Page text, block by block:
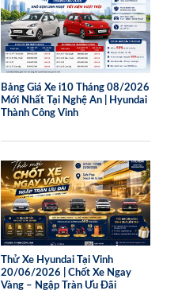
Bảng Giá Xe i10 Tháng 08/2026
Mới Nhất Tại Nghệ An | Hyundai
Thành Công Vinh
Thử Xe Hyundai Tại Vinh
20/06/2026 | Chốt Xe Ngay
Vàng – Ngập Tràn Ưu Đãi